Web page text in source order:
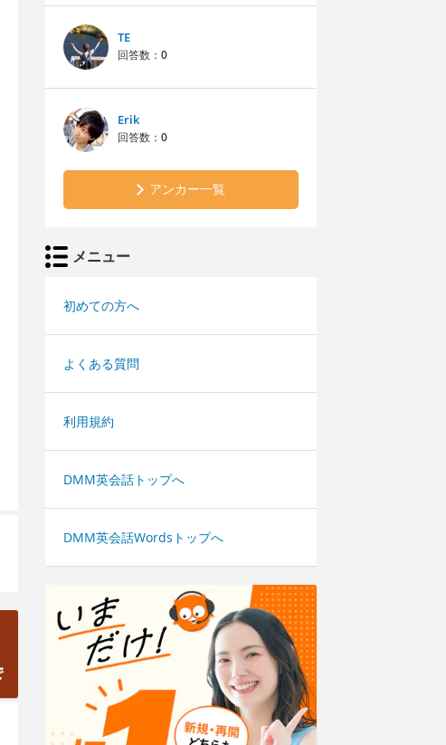
TE
回答数： 0
Erik
回答数： 0
アンカー一覧
メニュー
初めての方へ
よくある質問
利用規約
DMM英会話トップへ
DMM英会話Wordsトップへ